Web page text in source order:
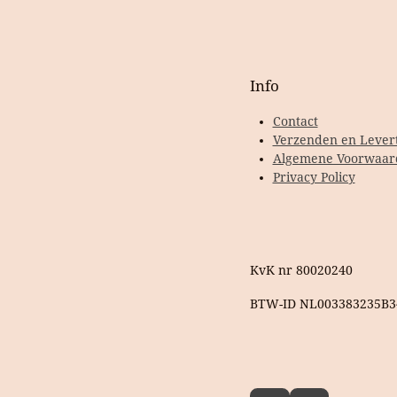
Info
Contact
Verzenden en
Algemene
Privacy Policy
KvK nr 80020240
BTW-ID